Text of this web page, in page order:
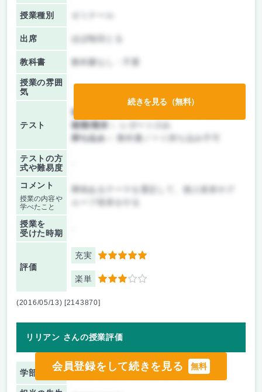
会員登録をして続きを見る 無料
授業種別
出席 ほぼ毎回とる
教科書 教科書なし・不要
授業の雰囲
気
テスト
前期/中間：
後期/期末：
持ち込み：
教科書ノート持ち込み不可
テストの方
式や難易度
コメント
授業の内容や
学べたこと
興味あるテーマを選定して、個人発表やグ
授業を
受けた時期
評価
充実 5
楽単 3
続きを見る（無料）
(2016/05/13) [2143870]
リリアン さんの授業評価
学部 学科 経営管理教育部 経営管理専攻